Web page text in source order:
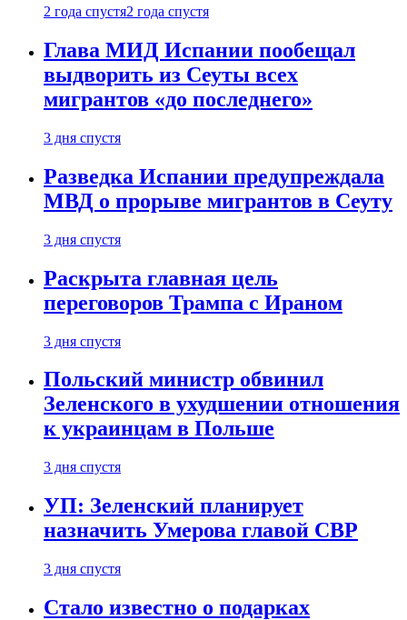
2 года спустя2 года спустя
Глава МИД Испании пообещал
выдворить из Сеуты всех
мигрантов «до последнего»
3 дня спустя
Разведка Испании предупреждала
МВД о прорыве мигрантов в Сеуту
3 дня спустя
Раскрыта главная цель
переговоров Трампа с Ираном
3 дня спустя
Польский министр обвинил
Зеленского в ухудшении отношения
к украинцам в Польше
3 дня спустя
УП: Зеленский планирует
назначить Умерова главой СВР
3 дня спустя
Стало известно о подарках